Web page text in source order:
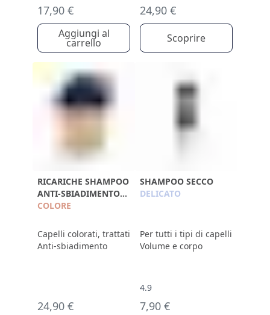
17,90 €
Aggiungi al
carrello
24,90 €
Scoprire
RICARICHE SHAMPOO
ANTI-SBIADIMENTO
750ML
COLORE
Capelli colorati, trattati
Anti-sbiadimento
24,90 €
SHAMPOO SECCO
DELICATO
Per tutti i tipi di capelli
Volume e corpo
4.9
7,90 €